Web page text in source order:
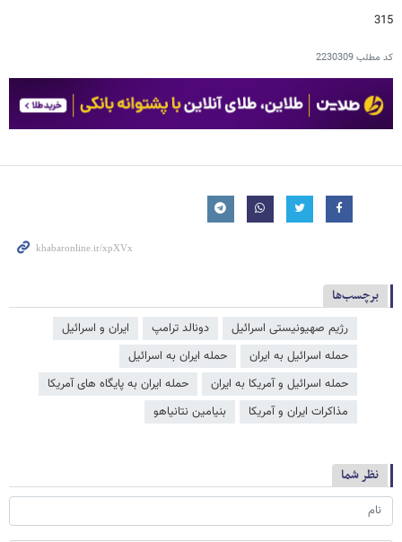
315
کد مطلب2230309
برچسب‌ها
رژیم صهیونیستی اسرائیل دونالد ترامپ
ایران و اسرائیل
حمله اسرائیل به ایران
حمله ایران به اسرائیل
حمله اسرائیل و آمریکا به ایران
حمله ایران به پایگاه های آمریکا
مذاکرات ایران و آمریکا
بنیامین نتانیاهو
نظر شما